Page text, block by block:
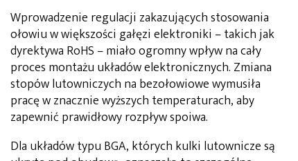
Wprowadzenie regulacji zakazujących stosowania
ołowiu w większości gałęzi elektroniki – takich jak
dyrektywa RoHS – miało ogromny wpływ na cały
proces montażu układów elektronicznych. Zmiana
stopów lutowniczych na bezołowiowe wymusiła
pracę w znacznie wyższych temperaturach, aby
zapewnić prawidłowy rozpływ spoiwa.
Dla układów typu BGA, których kulki lutownicze są